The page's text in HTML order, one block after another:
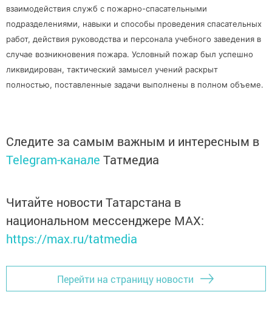
взаимодействия служб с пожарно-спасательными
подразделениями, навыки и способы проведения спасательных
работ, действия руководства и персонала учебного заведения в
случае возникновения пожара. Условный пожар был успешно
ликвидирован, тактический замысел учений раскрыт
полностью, поставленные задачи выполнены в полном объеме.
Следите за самым важным и интересным в
Telegram-канале Татмедиа
Читайте новости Татарстана в
национальном мессенджере MАХ:
https://max.ru/tatmedia
Перейти на страницу новости